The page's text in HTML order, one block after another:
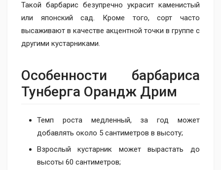
Такой барбарис безупречно украсит каменистый
или японский сад. Кроме того, сорт часто
высаживают в качестве акцентной точки в группе с
другими кустарниками.
Особенности барбариса
Тунберга Орандж Дрим
Темп роста медленный, за год может
добавлять около 5 сантиметров в высоту;
Взрослый кустарник может вырастать до
высоты 60 сантиметров;